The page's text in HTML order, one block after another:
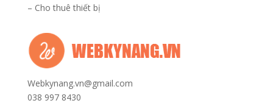
– Cho thuê thiết bị
Webkynang.vn@gmail.com
038 997 8430